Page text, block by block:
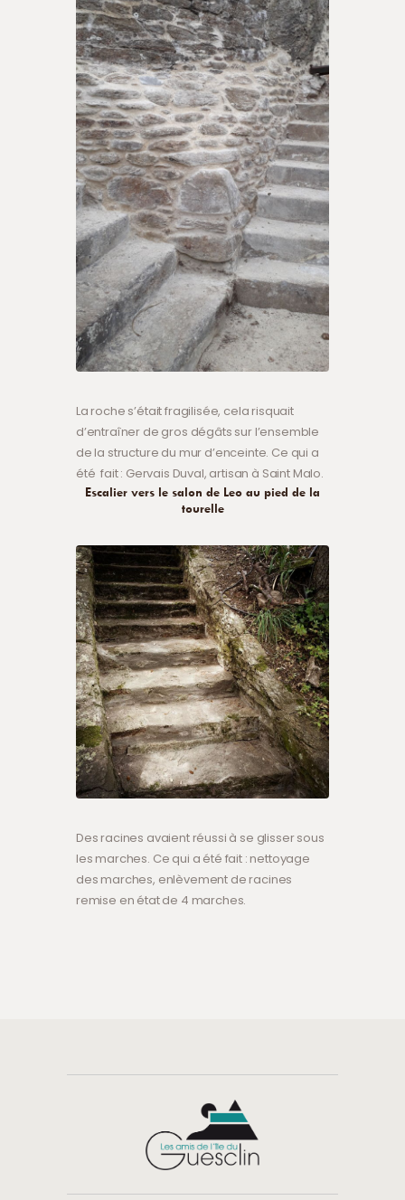
La roche s’était fragilisée, cela risquait
d’entraîner de gros dégâts sur l’ensemble
de la structure du mur d’enceinte. Ce qui a
été fait : Gervais Duval, artisan à Saint Malo.
Escalier vers le salon de Leo au pied de la
tourelle
Des racines avaient réussi à se glisser sous
les marches. Ce qui a été fait : nettoyage
des marches, enlèvement de racines
remise en état de 4 marches.